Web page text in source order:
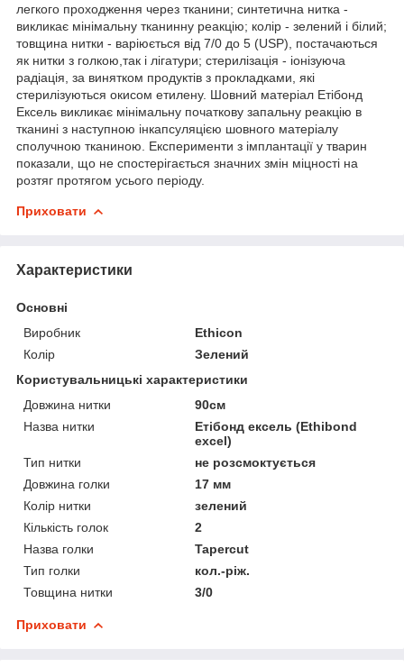
легкого проходження через тканини; синтетична нитка -
викликає мінімальну тканинну реакцію; колір - зелений і білий;
товщина нитки - варіюється від 7/0 до 5 (USP), постачаються
як нитки з голкою,так і лігатури; стерилізація - іонізуюча
радіація, за винятком продуктів з прокладками, які
стерилізуються окисом етилену. Шовний матеріал Етібонд
Ексель викликає мінімальну початкову запальну реакцію в
тканині з наступною інкапсуляцією шовного матеріалу
сполучною тканиною. Експерименти з імплантації у тварин
показали, що не спостерігається значних змін міцності на
розтяг протягом усього періоду.
Приховати
Характеристики
Основні
Виробник
Ethicon
Колір
Зелений
Користувальницькі характеристики
Довжина нитки
90см
Назва нитки
Етібонд ексель (Ethibond
excel)
Тип нитки
не розсмоктується
Довжина голки
17 мм
Колір нитки
зелений
Кількість голок
2
Назва голки
Tapercut
Тип голки
кол.-ріж.
Товщина нитки
3/0
Приховати